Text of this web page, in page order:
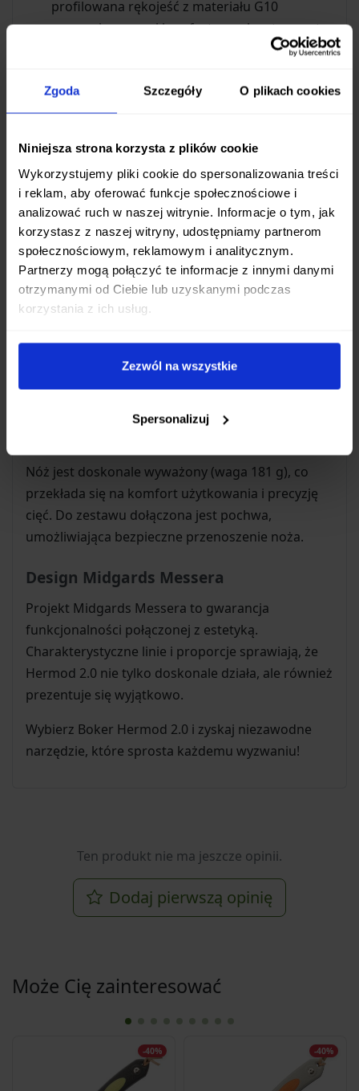
Zgoda Szczegóły O plikach cookies
Niniejsza strona korzysta z plików cookie
Wykorzystujemy pliki cookie do spersonalizowania treści
i reklam, aby oferować funkcje społecznościowe i
analizować ruch w naszej witrynie. Informacje o tym, jak
korzystasz z naszej witryny, udostępniamy partnerom
społecznościowym, reklamowym i analitycznym.
Partnerzy mogą połączyć te informacje z innymi danymi
otrzymanymi od Ciebie lub uzyskanymi podczas
korzystania z ich usług.
Zezwól na wszystkie
Spersonalizuj
profilowana rękojeść z materiału G10
zapewnia pewny i komfortowy chwyt, nawet
w trudnych warunkach pogodowych. G10 jest
wilgoć, temperaturę i uderzenia.
Pełny trzpień (full tang):
noża, czyniąc go zdolnym do cięższych prac,
takich jak batonowanie czy rąbanie.
Wszechstronność zastosowań
Dzięki optymalnej długości klingi (106 mm) i
solidnej grubości (4.7 mm), Boker Hermod 2.0
świetnie sprawdzi się przy:
Czynnościach survivalowych i bushcraftowych
Codziennym użytkowaniu (EDC - Every Day
Nóż jest doskonale wyważony (waga 181 g), co
przekłada się na komfort użytkowania i precyzję
cięć. Do zestawu dołączona jest pochwa,
umożliwiająca bezpieczne przenoszenie noża.
Design Midgards Messera
Projekt Midgards Messera to gwarancja
funkcjonalności połączonej z estetyką.
Charakterystyczne linie i proporcje sprawiają, że
Hermod 2.0 nie tylko doskonale działa, ale również
prezentuje się wyjątkowo.
Wybierz Boker Hermod 2.0 i zyskaj niezawodne
narzędzie, które sprosta każdemu wyzwaniu!
Ten produkt nie ma jeszcze opinii.
Dodaj pierwszą opinię
Może Cię zainteresować
-40% -40%